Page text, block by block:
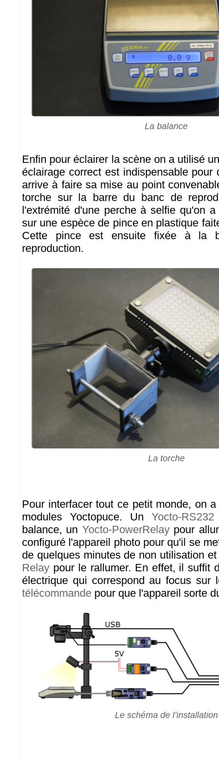
La balance
Enfin pour éclairer la scène on a utilisé
éclairage correct est indispensable pour
arrive à faire sa mise au point
torche sur la barre du banc de
l'extrémité d'une perche à selfie qu'on
sur une espèce de pince en plastique
Cette pince est ensuite fixée à la
reproduction.
La torche
Pour interfacer tout ce petit monde, on
modules Yoctopuce. Un Yocto-RS232
balance, un Yocto-PowerRelaypour
configuré l'appareil photo pour qu'il se
de quelques minutes de non utilisation
Relay pour le rallumer. En effet, il suffit
électrique qui correspond au focus sur
télécommande pour que l'appareil sorte
Le schéma de l’installation